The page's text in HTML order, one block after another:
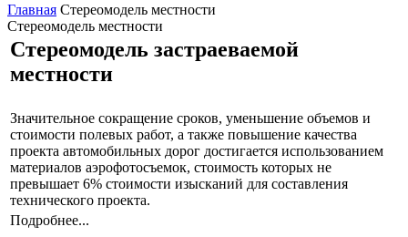
Главная Стереомодель местности
Стереомодель местности
Стереомодель застраеваемой
местности
Значительное сокращение сроков, уменьшение объемов и
стоимости полевых работ, а также повышение качества
проекта автомобильных дорог достигается использованием
материалов аэрофотосъемок, стоимость которых не
превышает 6% стоимости изысканий для составления
технического проекта.
Подробнее...